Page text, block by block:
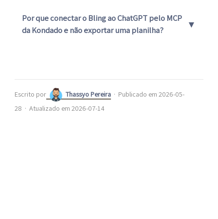
Por que conectar o Bling ao ChatGPT pelo MCP
da Kondado e não exportar uma planilha?
▼
Escrito por Thassyo Pereira · Publicado em 2026-05-
28 · Atualizado em 2026-07-14